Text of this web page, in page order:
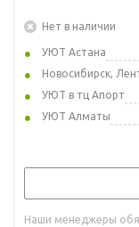
Нет в наличии
УЮТ Астана
Новосибирск,
УЮТ в тц Апорт
УЮТ Алматы
Наши менеджеры